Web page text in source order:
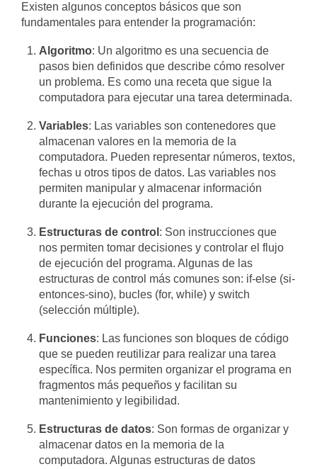
Existen algunos conceptos básicos que son
fundamentales para entender la programación:
Algoritmo: Un algoritmo es una secuencia de
pasos bien definidos que describe cómo resolver
un problema. Es como una receta que sigue la
computadora para ejecutar una tarea determinada.
Variables: Las variables son contenedores que
almacenan valores en la memoria de la
computadora. Pueden representar números, textos,
fechas u otros tipos de datos. Las variables nos
permiten manipular y almacenar información
durante la ejecución del programa.
Estructuras de control : Son instrucciones que
nos permiten tomar decisiones y controlar el flujo
de ejecución del programa. Algunas de las
estructuras de control más comunes son: if-else (si-
entonces-sino), bucles (for, while) y switch
(selección múltiple).
Funciones: Las funciones son bloques de código
que se pueden reutilizar para realizar una tarea
específica. Nos permiten organizar el programa en
fragmentos más pequeños y facilitan su
mantenimiento y legibilidad.
Estructuras de datos: Son formas de organizar y
almacenar datos en la memoria de la
computadora. Algunas estructuras de datos